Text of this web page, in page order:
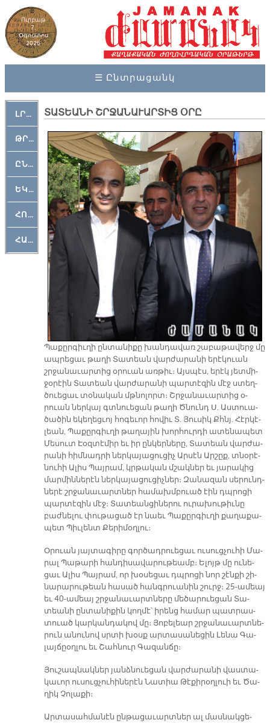
Ուրբաթ
7,
Օգոստոս
2026
☰ Ընտրացանկ
ԼՐԱՀՈՍ
ԹՐՔԱՀԱՅ ԿԵԱՆՔ
ԸՆԿԵՐԱՄՇԱԿՈՒԹԱՅԻՆ
ԵԿԵՂԵՑԱԿԱՆ
ՀՈԳԵՄՏԱՒՈՐ
ՀԱՐԹԱԿ
ՏԱՏԵԱՆԻ ՇՐՋԱՆԱՒԱՐՏԻՑ ՕՐԸ
Պա­քըր­գիւ­ղի ըն­տա­նի­քը խան­դա­վառ շա­բա­թա­վերջ մը
ապ­րե­ցաւ թա­ղի Տա­տեան վար­ժա­րա­նի ե­րէ­կուան
շրջա­նա­ւար­տից օ­րուան առ­թիւ։ Այս­պէս, ե­րէկ յետ­մի­
ջօ­րէին Տա­տեան վար­ժա­րա­նի պար­տէ­զին մէջ ստեղ­
ծուե­ցաւ տօ­նա­կան մթնո­լորտ։ Շրջա­նա­ւար­տից օ­
րուան ներ­կայ գտնուե­ցան թա­ղի Ծնունդ Ս. Աստուա­
ծա­ծին ե­կե­ղեց­ւոյ հո­գե­ւոր հո­վիւ Տ. Յու­սիկ Քհնյ. Հէր­կէ­
լեան, Պա­քըր­գիւ­ղի թա­ղա­յին խոր­հուր­դի ա­տե­նա­պետ
Մե­սուտ Էօզ­տէ­միր եւ իր ըն­կեր­նե­րը, Տա­տեան վար­ժա­
րա­նի հիմ­նադ­րի ներ­կա­յա­ցու­ցիչ Ար­սէն Ար­շըք, տնօ­րէ­
նու­հի Ա­լիս Պայ­րամ, կրթա­կան մշակ­ներ եւ յա­րա­կից
մար­մին­նե­րէն ներ­կա­յա­ցու­ցիչ­ներ։ Զա­նա­զան սե­րունդ­
նե­րէ շրջա­նա­ւարտ­ներ հա­մախմ­բուած էին դպրո­ցի
պար­տէ­զին մէջ։ Տա­տեան­ցի­նե­րու ու­րա­խու­թիւ­նը
բաժ­նե­լու փու­թա­ցած էր նաեւ Պա­քըր­գիւ­ղի քա­ղա­քա­
պետ Պիւ­լենտ Քե­րի­մօղ­լու։
Օ­րուան յայ­տա­գի­րը գոր­ծադ­րուե­ցաւ ու­սուց­չու­հի Մա­
րալ Պա­թա­րի հան­դի­սա­վա­րու­թեամբ։ Ե­լոյթ մը ու­նե­
ցաւ Ա­լիս Պայ­րամ, որ խօ­սե­ցաւ դպրո­ցի նոր շէն­քի շի­
նա­րա­րու­թեան հա­սած հանգ­րուա­նին շուրջ։ 25-ա­մեայ
եւ 40-ա­մեայ շրջա­նա­ւարտ­նե­րը մե­ծա­րուե­ցան Տա­
տեա­նի ըն­տա­նի­քին կող­մէ՝ ի­րենց հա­մար պատ­րաս­
տուած կար­կան­դա­կով մը։ Յո­բե­լեար շրջա­նա­ւարտ­նե­
րուն ա­նու­նով սրտի խօսք ար­տա­սա­նե­ցին Լե­նա Գա­
լայ­ճըօղ­լու եւ Շահ­նուր Գա­զան­ճը։
Յու­շապ­նակ­ներ յանձ­նուե­ցան վար­ժա­րա­նի վաս­տա­
կա­ւոր ու­սուց­չու­հի­նե­րէն Նա­տիա Թէ­քի­րօղ­լուի եւ Ծա­
ղիկ Չո­լա­քի։
Ար­տա­սահ­մա­նէն ըն­թա­ցա­ւարտ­ներ ալ մաս­նակ­ցե­